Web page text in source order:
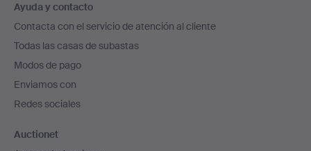
en
el
pie
de
página
Ayuda y contacto
Contacta con el servicio de atención al cliente
Todas las casas de subastas
Modos de pago
Enviamos con
Redes sociales
Auctionet